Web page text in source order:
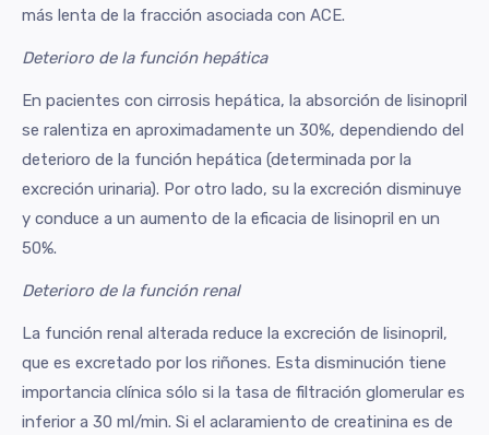
más lenta de la fracción asociada con ACE.
Deterioro de la función hepática
En pacientes con cirrosis hepática, la absorción de lisinopril
se ralentiza en aproximadamente un 30%, dependiendo del
deterioro de la función hepática (determinada por la
excreción urinaria). Por otro lado, su la excreción disminuye
y conduce a un aumento de la eficacia de lisinopril en un
50%.
Deterioro de la función renal
La función renal alterada reduce la excreción de lisinopril,
que es excretado por los riñones. Esta disminución tiene
importancia clínica sólo si la tasa de filtración glomerular es
inferior a 30 ml/min. Si el aclaramiento de creatinina es de